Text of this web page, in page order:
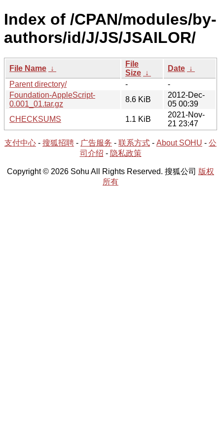
Index of /CPAN/modules/by-
authors/id/J/JS/JSAILOR/
File Name ↓
File
Size ↓
Date ↓
Parent directory/
-
-
Foundation-AppleScript-
0.001_01.tar.gz
8.6 KiB
2012-Dec-
05 00:39
CHECKSUMS
1.1 KiB
2021-Nov-
21 23:47
支付中心 - 搜狐招聘 - 广告服务 - 联系方式 - About SOHU - 公
司介绍 - 隐私政策
Copyright © 2026 Sohu All Rights Reserved. 搜狐公司 版权
所有